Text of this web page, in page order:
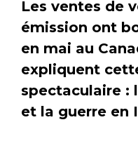
Les ventes de
émission ont
en mai au
expliquent
spectaculaire :
et la guerre en